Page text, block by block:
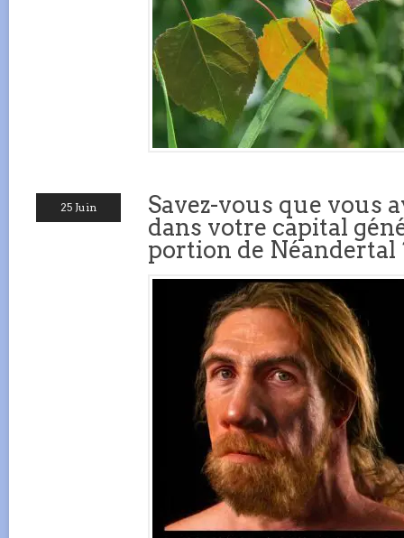
25 Juin
Savez-vous que vous
dans votre capital
portion de Néandertal